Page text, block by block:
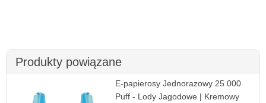
Produkty powiązane
E-papierosy Jednorazowy 25 000
Puff - Lody Jagodowe | Kremowy